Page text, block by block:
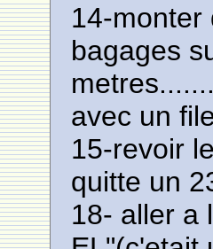
14-monter
bagages
avec un
15-revoir
quitte un
18- aller a